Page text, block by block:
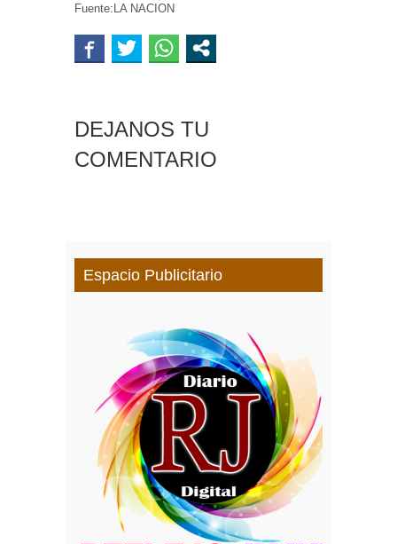
Fuente:LA NACION
DEJANOS TU
COMENTARIO
Espacio Publicitario